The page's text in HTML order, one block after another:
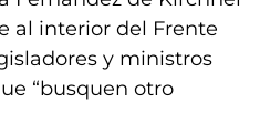
al interior del Frente
y ministros
“busquen otro